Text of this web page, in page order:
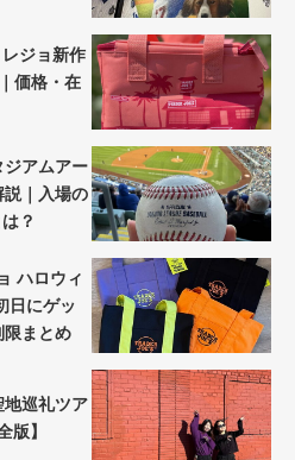
レジョ新作
価格・在
ジアムアー
説｜入場の
？
ハロウィ
日にゲッ
限まとめ
巡礼ツア
版】